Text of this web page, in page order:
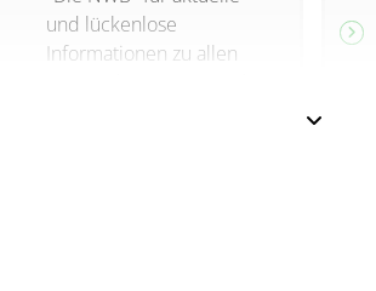
und lückenlose
Informationen zu allen